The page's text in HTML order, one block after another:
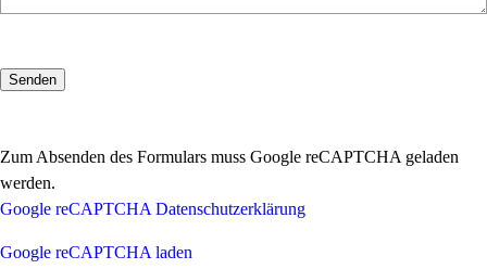
Zum Absenden des Formulars muss Google reCAPTCHA geladen
werden.
Google reCAPTCHA Datenschutzerklärung
Google reCAPTCHA laden